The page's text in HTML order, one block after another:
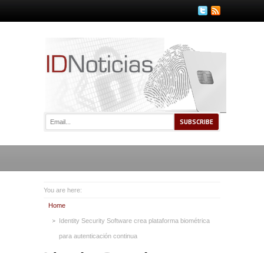
You are here:
Home
Identity Security Software crea plataforma biométrica
para autenticación continua